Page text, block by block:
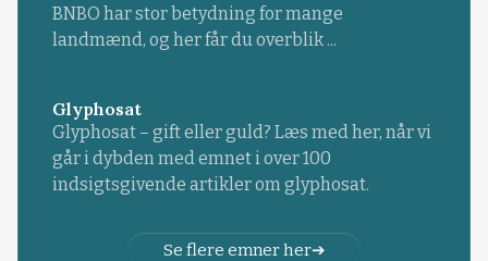
BNBO har stor betydning for mange
landmænd, og her får du overblik ...
Glyphosat
Glyphosat – gift eller guld? Læs med her, når vi
går i dybden med emnet i over 100
indsigtsgivende artikler om glyphosat.
Se flere emner her